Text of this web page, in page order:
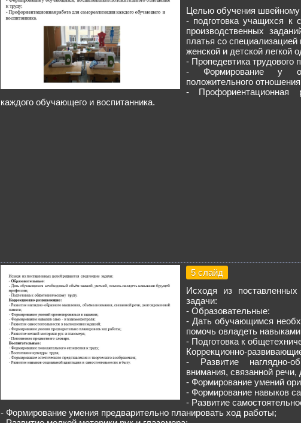
Целью обучения швейному
- подготовка учащихся к
производственных
платья со
женской и детской легкой
- Пропедевтика трудового
- Формирование у
положительного
- Профориентационная
каждого обучающего и воспитанника.
5 слайд
Исходя из
задачи:
- Образовательные:
- Дать обучающимся
помочь овладеть
- Подготовка к
Коррекционно-
- Развитие наглядно-
внимания, связанной
- Формирование умений
- Формирование навыков
- Развитие
- Формирование умения предварительно планировать ход работы;